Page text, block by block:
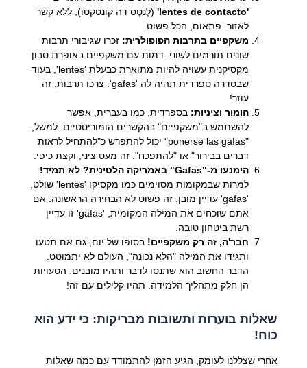
'lentes de contacto'
(לֶנטֶס דה קונטַקטו), ללא קשר
לאזור. פתאום, הכל פשוט.
משקפיים בתרבות הפופולרית: זכרו שגיבורי תרבות
שונים תורמים לשוני. דמות עם משקפיים באופרת סבון
מקסיקנית עשויה להיות מתוארת כבעלת 'lentes', בעוד
שבסדרה ספרדית תהיה לה 'gafas'. צרכו תרבות, זה
עוזר!
הומור וציניות: בספרדית, כמו בעברית, אפשר
להשתמש ב"משקפיים" בהקשרים הומוריסטיים. למשל,
"ponerse las gafas" יכול להתפרש כ"להתחיל לראות
דברים בבירור" או "להתפכח". זה מעט ציני, וקצת כיפי.
הימנעו מ-"Gafas" באמריקה הלטינית? לא תמיד!
למרות שבמקומות מסוימים כמו מקסיקו 'lentes' שולט,
'gafas' עדיין מובן. זה פשוט לא הבחירה הראשונה. אם
אתם שוכחים את המילה המקומית, 'gafas' זו עדיין
רשת ביטחון טובה.
חבר'ה, זה רק משקפיים! בסופו של יום, גם אם תטעו
ותגידו את המילה "הלא נכונה", העולם לא יתמוטט.
הדבר החשוב הוא שתנסו לדבר ותהיו מובנים. הטעויות
הן חלק מתהליך הלמידה. תהיו קלילים עם זה!
שאלות בוערות ותשובות מבריקות: כי ידע הוא
כוח!
אחרי שצללנו לעומק, הגיע הזמן להתמודד עם כמה שאלות